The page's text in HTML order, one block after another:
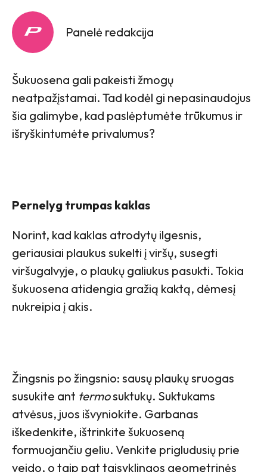
Panelė redakcija
Šukuosena gali pakeisti žmogų
neatpažįstamai. Tad kodėl gi nepasinaudojus
šia galimybe, kad paslėptumėte trūkumus ir
išryškintumėte privalumus?
Pernelyg trumpas kaklas
Norint, kad kaklas atrodytų ilgesnis,
geriausiai plaukus sukelti į viršų, susegti
viršugalvyje, o plaukų galiukus pasukti. Tokia
šukuosena atidengia gražią kaktą, dėmesį
nukreipia į akis.
Žingsnis po žingsnio: sausų plaukų sruogas
susukite ant termosuktukų. Suktukams
atvėsus, juos išvyniokite. Garbanas
iškedenkite, ištrinkite šukuoseną
formuojančiu geliu. Venkite prigludusių prie
veido, o taip pat taisyklingos geometrinės